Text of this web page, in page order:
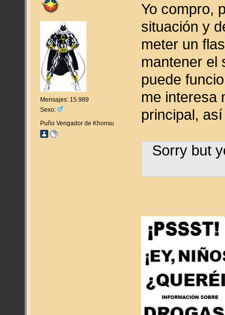
Mensajes: 15.989
Sexo:
Puño Vengador de Khonsu
Yo compro,
situación y
meter un
mantener el
puede
me interesa
principal,
Sorry but